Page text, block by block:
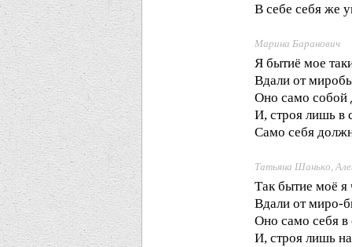
В себе себя же
Марина Баранович
Я бытиё мое
Вдали от
Оно само собой
И, строя лишь в
Само себя
Татьяна Шанько,
Так бытие моё я
Вдали от миро-
Оно само себя в
И, строя лишь